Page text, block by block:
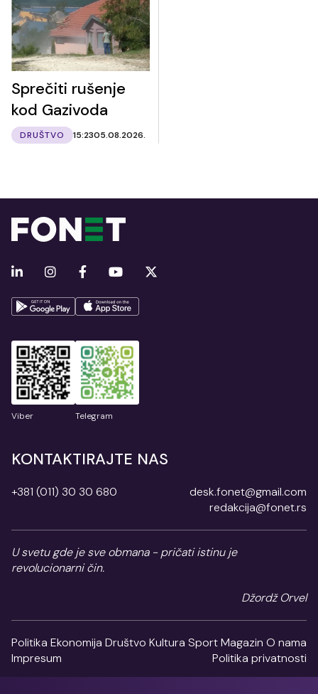
Sprečiti rušenje
kod Gazivoda
DRUŠTVO 15:2305.08.2026.
Viber Telegram
KONTAKTIRAJTE NAS
+381 (011) 30 30 680
desk.fonet@gmail.com
redakcija@fonet.rs
U svetu gde je sve obmana - pričati istinu je
revolucionarni čin.
Džordž Orvel
Politika Ekonomija Društvo Kultura SportMagazin O nama
Impresum
Politika privatnosti